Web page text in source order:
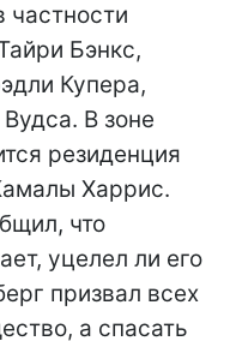
частности
Бэнкс,
Купера,
В зоне
резиденция
Харрис.
что
уцелел ли его
призвал всех
а спасать